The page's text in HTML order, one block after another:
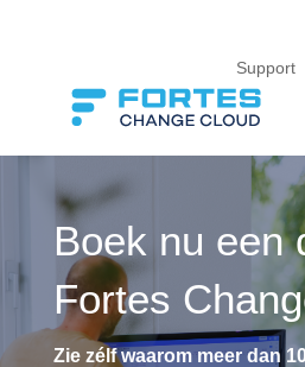
Support
Boek nu een
Fortes
Zie zélf waarom meer dan